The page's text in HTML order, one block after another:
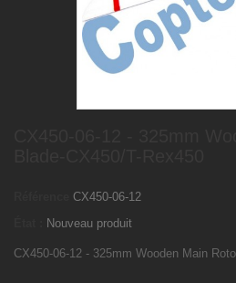
CX450-06-12
Nouveau produit
CX450-06-12 - 325mm Wooden Main